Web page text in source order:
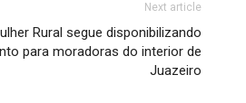
Next article
Rural segue disponibilizando
para moradoras do interior de
Juazeiro